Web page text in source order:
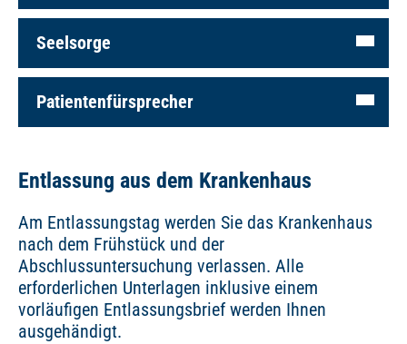
Seelsorge
Patientenfürsprecher
Entlassung aus dem Krankenhaus
Am Entlassungstag werden Sie das Krankenhaus
nach dem Frühstück und der
Abschlussuntersuchung verlassen. Alle
erforderlichen Unterlagen inklusive einem
vorläufigen Entlassungsbrief werden Ihnen
ausgehändigt.